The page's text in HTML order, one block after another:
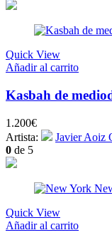
Quick View
Añadir al carrito
Kasbah de
1.200€
Artista:
Javier Aoiz
0 de 5
Quick View
Añadir al carrito